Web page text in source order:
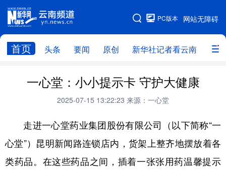
网站无障碍
PC版本
首页 头条 要闻 原创 新华社记者看云南 政务
网站地图
头条 云南要闻 本网原创
新华社记者看云南 政务
廉政 云南省领导报道集 旅游
教育
州市
社会
图片
一心堂：小小提示卡 守护大健康
2025-07-15 13:22:23 来源：一心堂
走进一心堂药业集团股份有限公司（以下简称“一
心堂”）昆明新闻路连锁店内，货架上整齐地摆放着各
类药品。在这些药品之间，插着一张张用药温馨提示